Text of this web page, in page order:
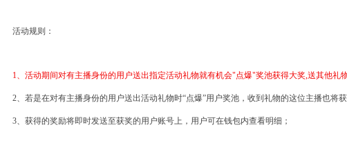
活动规则：
1、活动期间对有主播身份的用户送出指定活动礼物就有机会"点爆"奖池获得大奖,送其他礼
2、若是在对有主播身份的用户送出活动礼物时“点爆”用户奖池，收到礼物的这位主播也将
3、获得的奖励将即时发送至获奖的用户账号上，用户可在钱包内查看明细；